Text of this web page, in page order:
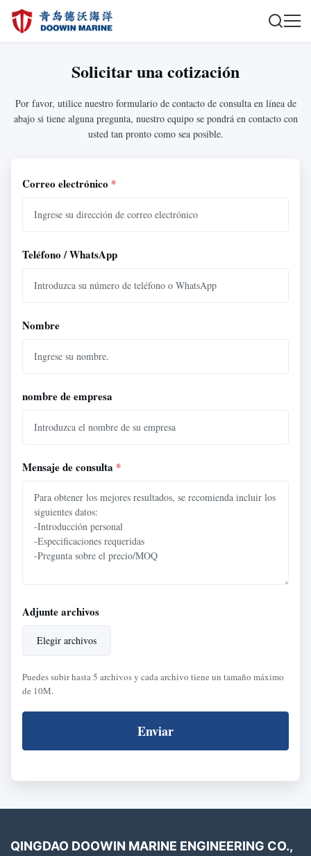
Solicitar una cotización
Por favor, utilice nuestro formulario de contacto de consulta en línea de
abajo si tiene alguna pregunta, nuestro equipo se pondrá en contacto con
usted tan pronto como sea posible.
Correo electrónico *
Teléfono / WhatsApp
Nombre
nombre de empresa
Mensaje de consulta *
Adjunte archivos
Elegir archivos
Puedes subir hasta 5 archivos y cada archivo tiene un tamaño máximo
de 10M.
Enviar
QINGDAO DOOWIN MARINE ENGINEERING CO.,